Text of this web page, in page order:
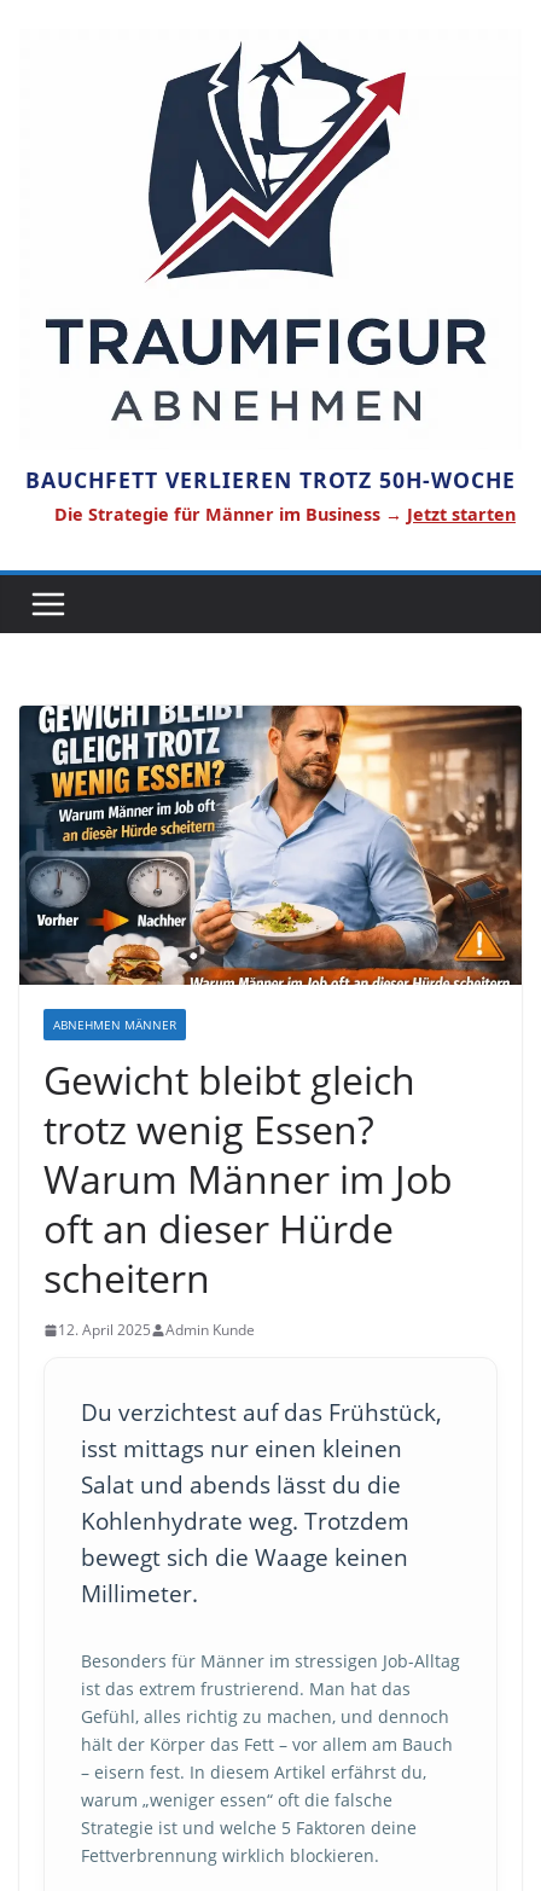
BAUCHFETT VERLIEREN TROTZ 50H-WOCHE
Die Strategie für Männer im Business → Jetzt starten
ABNEHMEN MÄNNER
Gewicht bleibt gleich
trotz wenig Essen?
Warum Männer im Job
oft an dieser Hürde
scheitern
12. April 2025 Admin Kunde
Du verzichtest auf das Frühstück,
isst mittags nur einen kleinen
Salat und abends lässt du die
Kohlenhydrate weg. Trotzdem
bewegt sich die Waage keinen
Millimeter.
Besonders für Männer im stressigen Job-Alltag
ist das extrem frustrierend. Man hat das
Gefühl, alles richtig zu machen, und dennoch
hält der Körper das Fett – vor allem am Bauch
– eisern fest. In diesem Artikel erfährst du,
warum „weniger essen“ oft die falsche
Strategie ist und welche 5 Faktoren deine
Fettverbrennung wirklich blockieren.